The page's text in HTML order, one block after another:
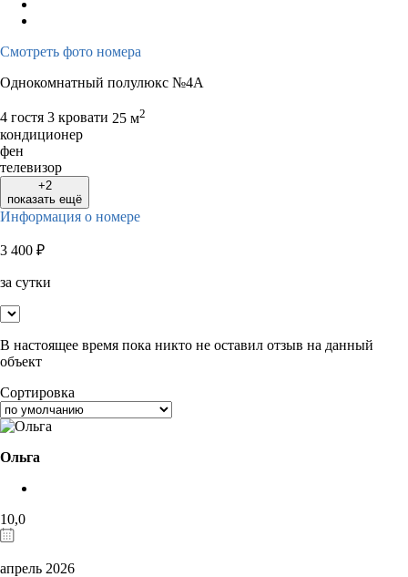
Смотреть фото номера
Однокомнатный полулюкс №4А
4 гостя 3 кровати 25 м2
кондиционер
фен
телевизор
+2
показать ещё
Информация о номере
3 400 ₽
за сутки
В настоящее время пока никто не оставил отзыв на данный
объект
Сортировка
Ольга
10,0
апрель 2026